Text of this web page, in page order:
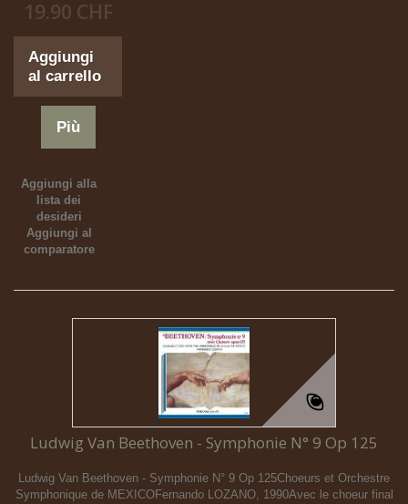
19.90 CHF
Aggiungi
al carrello
Più
Aggiungi alla
lista dei
desideri
Aggiungi al
comparatore
Ludwig Van Beethoven - Symphonie N° 9 Op 125
Ludwig Van Beethoven - Symphonie N° 9 Op 125Choeurs et Orchestre
Symphonique de MEXICOFernando LOZANO, 1990Avec le choeur final